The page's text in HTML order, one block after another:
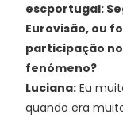
escportugal:
Eurovisão, ou
participação
fenómeno?
Luciana: Eu
quando era